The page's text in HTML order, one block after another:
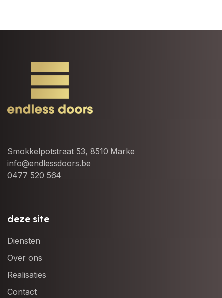
Smokkelpotstraat 53, 8510 Marke
info@endlessdoors.be
0477 520 564
deze site
Diensten
Over ons
Realisaties
Contact